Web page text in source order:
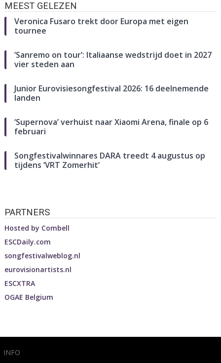
MEEST GELEZEN
Veronica Fusaro trekt door Europa met eigen
tournee
‘Sanremo on tour’: Italiaanse wedstrijd doet in 2027
vier steden aan
Junior Eurovisiesongfestival 2026: 16 deelnemende
landen
‘Supernova’ verhuist naar Xiaomi Arena, finale op 6
februari
Songfestivalwinnares DARA treedt 4 augustus op
tijdens ‘VRT Zomerhit’
PARTNERS
Hosted by Combell
ESCDaily.com
songfestivalweblog.nl
eurovisionartists.nl
ESCXTRA
OGAE Belgium
INFO